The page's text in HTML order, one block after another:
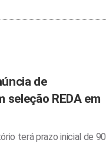
de
REDA em
terá prazo inicial de 90